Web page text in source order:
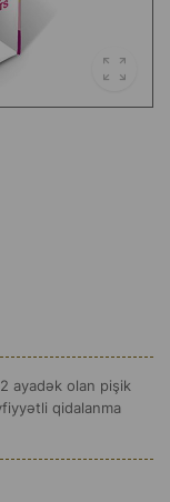
ayadək olan pişik
qidalanma